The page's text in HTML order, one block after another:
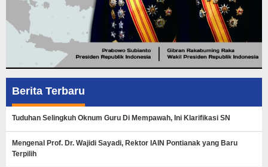
Berita Terbaru
Tuduhan Selingkuh Oknum Guru Di Mempawah, Ini Klarifikasi SN
Mengenal Prof. Dr. Wajidi Sayadi, Rektor IAIN Pontianak yang Baru
Terpilih